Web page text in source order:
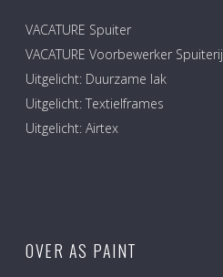
VACATURE Spuiter
VACATURE Voorbewerker Spuiterij
Uitgelicht: Duurzame lak
Uitgelicht: Textielframes
Uitgelicht: Airtex
OVER AS PAINT